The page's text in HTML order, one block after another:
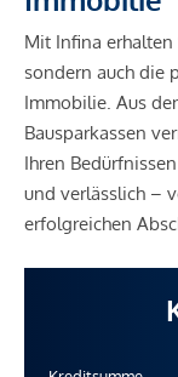
Mit Infina
sondern auch die
Immobilie. Aus
Bausparkassen
Ihren
und verlässlich –
erfolgreichen